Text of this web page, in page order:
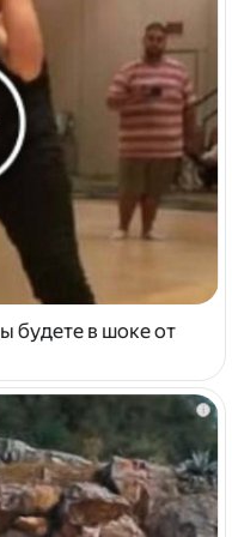
будете в шоке от
i